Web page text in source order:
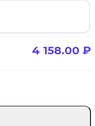
4 158.00 ₽